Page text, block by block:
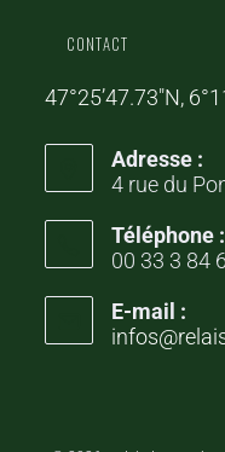
CONTACT
47°25’47.73″N,
Adresse :
4 rue du
Téléphone :
00 33 3 84
E-mail :